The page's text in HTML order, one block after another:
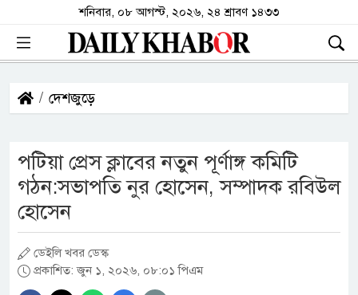
শনিবার, ০৮ আগস্ট, ২০২৬, ২৪ শ্রাবণ ১৪৩৩
দেশজুড়ে
পটিয়া প্রেস ক্লাবের নতুন পূর্ণাঙ্গ কমিটি
গঠন:সভাপতি নুর হোসেন, সম্পাদক রবিউল
হোসেন
ডেইলি খবর ডেস্ক
প্রকাশিত: জুন ১, ২০২৬, ০৮:০১ পিএম